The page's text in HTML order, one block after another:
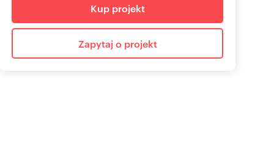
Kup projekt
Zapytaj o projekt